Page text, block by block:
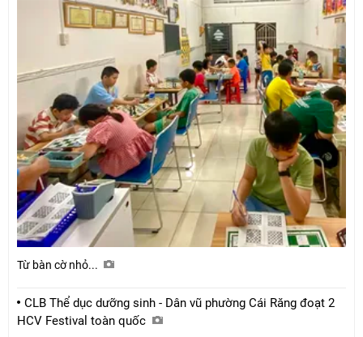
Từ bàn cờ nhỏ...
CLB Thể dục dưỡng sinh - Dân vũ phường Cái Răng đoạt 2
HCV Festival toàn quốc